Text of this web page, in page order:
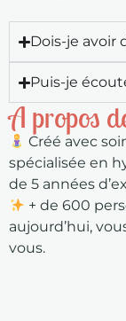
Dois-je avoir
Puis-je
A propos
Créé avec
spécialisée en
de 5 années
+ de 600
aujourd’hui,
vous.